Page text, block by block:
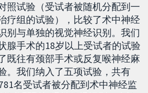
照试验（受试者被随机分配到一
疗组的试验），比较了术中神经
别与单独的视觉神经识别。我们
腺手术的18岁以上受试者的试验
既往有颈部手术或反复喉神经麻
。我们纳入了五项试验，共有
名受试者被分配到术中神经监